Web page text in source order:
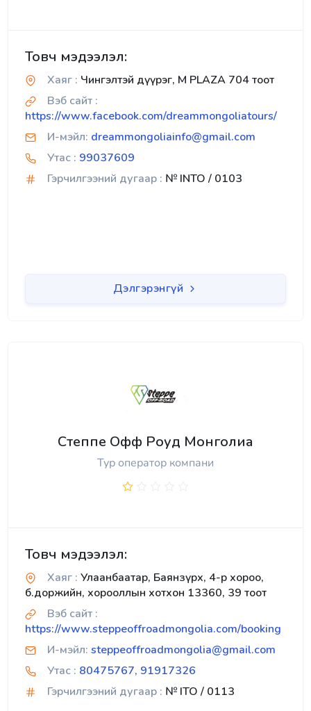
Товч мэдээлэл:
Хаяг : Чингэлтэй дүүрэг, M PLAZA 704 тоот
Вэб сайт :
https://www.facebook.com/dreammongoliatours/
И-мэйл: dreammongoliainfo@gmail.com
Утас : 99037609
Гэрчилгээний дугаар : № INTO / 0103
Дэлгэрэнгүй
Степпе Офф Роуд Монголиа
Тур оператор компани
Товч мэдээлэл:
Хаяг : Улаанбаатар, Баянзүрх, 4-р хороо,
б.доржийн, хорооллын хотхон 13360, 39 тоот
Вэб сайт :
https://www.steppeoffroadmongolia.com/booking
И-мэйл: steppeoffroadmongolia@gmail.com
Утас : 80475767, 91917326
Гэрчилгээний дугаар : № ITO / 0113